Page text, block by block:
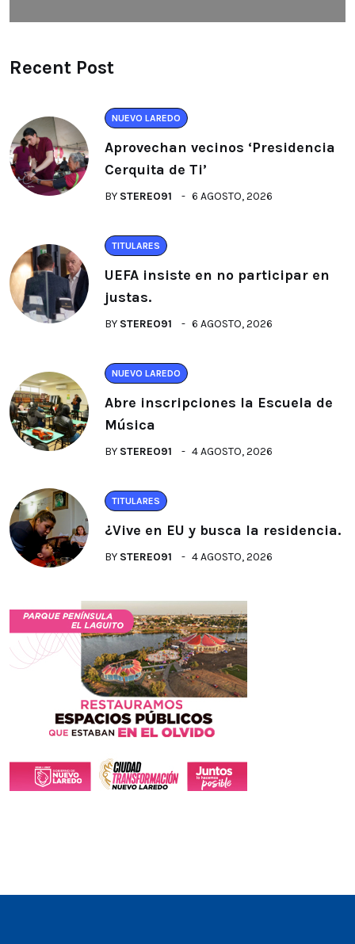
Recent Post
NUEVO LAREDO
Aprovechan vecinos ‘Presidencia
Cerquita de Ti’
BY STEREO91 6 AGOSTO, 2026
TITULARES
UEFA insiste en no participar en
justas.
BY STEREO91 6 AGOSTO, 2026
NUEVO LAREDO
Abre inscripciones la Escuela de
Música
BY STEREO91 4 AGOSTO, 2026
TITULARES
¿Vive en EU y busca la residencia.
BY STEREO91 4 AGOSTO, 2026